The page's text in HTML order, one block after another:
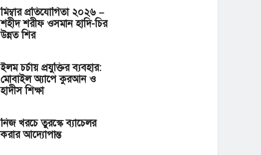
মিম্বার প্রতিযোগিতা ২০২৬ –
শহীদ শরীফ ওসমান হাদি-চির
উন্নত শির
ইলম চর্চায় প্রযুক্তির ব্যবহার:
মোবাইল অ্যাপে কুরআন ও
হাদীস শিক্ষা
নিজ খরচে তুরস্কে ব্যাচেলর
করার আদ্যোপান্ত